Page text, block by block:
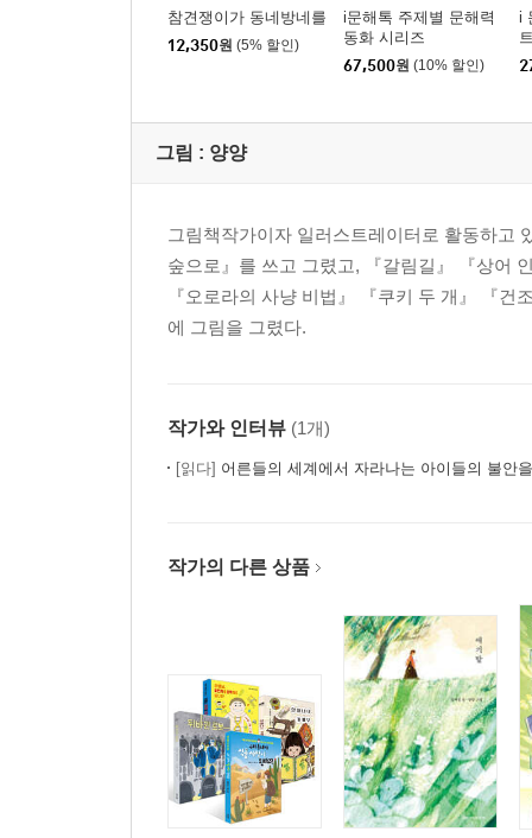
참견쟁이가 동네방네를
12,350원 (5% 할인)
i문해톡 주제별 문해력
동화 시리즈
67,500원 (10% 할인)
i
그림 : 양양
그림책작가이자 일러스트레이터로 활동하고
숲으로』를 쓰고 그렸고, 『갈림길』 『상어
『오로라의 사냥 비법』 『쿠키 두 개』 『
에 그림을 그렸다.
작가와 인터뷰 (1개)
[읽다] 어른들의 세계에서 자라나는 아이들의 불안
작가의 다른 상품